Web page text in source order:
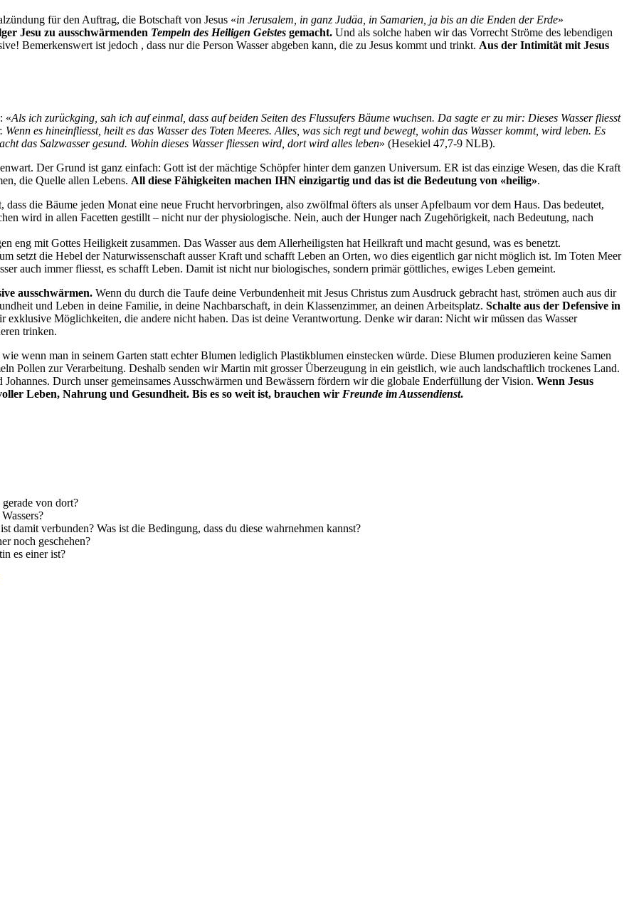
für den Auftrag, die Botschaft von Jesus «in Jerusalem, in ganz Judäa, in Samarien, ja bis an die Enden der Erde»
Jesu zu ausschwärmenden Tempeln des Heiligen Geistes gemacht. Und als solche haben wir das Vorrecht Ströme des lebendigen
Bemerkenswert ist jedoch , dass nur die Person Wasser abgeben kann, die zu Jesus kommt und trinkt. Aus der Intimität mit Jesus
«Als ich zurückging, sah ich auf einmal, dass auf beiden Seiten des Flussufers Bäume wuchsen. Da sagte er zu mir: Dieses Wasser fliesst
es hineinfliesst, heilt es das Wasser des Toten Meeres. Alles, was sich regt und bewegt, wohin das Wasser kommt, wird leben. Es
das Salzwasser gesund. Wohin dieses Wasser fliessen wird, dort wird alles leben» (Hesekiel 47,7-9 NLB).
Der Grund ist ganz einfach: Gott ist der mächtige Schöpfer hinter dem ganzen Universum. ER ist das einzige Wesen, das die Kraft
die Quelle allen Lebens. All diese Fähigkeiten machen IHN einzigartig und das ist die Bedeutung von «heilig».
dass die Bäume jeden Monat eine neue Frucht hervorbringen, also zwölfmal öfters als unser Apfelbaum vor dem Haus. Das bedeutet,
wird in allen Facetten gestillt – nicht nur der physiologische. Nein, auch der Hunger nach Zugehörigkeit, nach Bedeutung, nach
eng mit Gottes Heiligkeit zusammen. Das Wasser aus dem Allerheiligsten hat Heilkraft und macht gesund, was es benetzt.
setzt die Hebel der Naturwissenschaft ausser Kraft und schafft Leben an Orten, wo dies eigentlich gar nicht möglich ist. Im Toten Meer
auch immer fliesst, es schafft Leben. Damit ist nicht nur biologisches, sondern primär göttliches, ewiges Leben gemeint.
ausschwärmen. Wenn du durch die Taufe deine Verbundenheit mit Jesus Christus zum Ausdruck gebracht hast, strömen auch aus dir
und Leben in deine Familie, in deine Nachbarschaft, in dein Klassenzimmer, an deinen Arbeitsplatz. Schalte aus der Defensive in
exklusive Möglichkeiten, die andere nicht haben. Das ist deine Verantwortung. Denke wir daran: Nicht wir müssen das Wasser
trinken.
wenn man in seinem Garten statt echter Blumen lediglich Plastikblumen einstecken würde. Diese Blumen produzieren keine Samen
Pollen zur Verarbeitung. Deshalb senden wir Martin mit grosser Überzeugung in ein geistlich, wie auch landschaftlich trockenes Land.
Durch unser gemeinsames Ausschwärmen und Bewässern fördern wir die globale Enderfüllung der Vision. Wenn Jesus
Leben, Nahrung und Gesundheit. Bis es so weit ist, brauchen wir Freunde im Aussendienst.
von dort?
damit verbunden? Was ist die Bedingung, dass du diese wahrnehmen kannst?
noch geschehen?
es einer ist?